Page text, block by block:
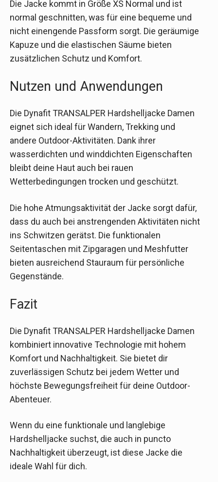
Die Jacke kommt in Größe XS Normal und ist
normal geschnitten, was für eine bequeme und
nicht einengende Passform sorgt. Die geräumige
Kapuze und die elastischen Säume bieten
zusätzlichen Schutz und Komfort.
Nutzen und Anwendungen
Die Dynafit TRANSALPER Hardshelljacke Damen
eignet sich ideal für Wandern, Trekking und
andere Outdoor-Aktivitäten. Dank ihrer
wasserdichten und winddichten Eigenschaften
bleibt deine Haut auch bei rauen
Wetterbedingungen trocken und geschützt.
Die hohe Atmungsaktivität der Jacke sorgt dafür,
dass du auch bei anstrengenden Aktivitäten nicht
ins Schwitzen gerätst. Die funktionalen
Seitentaschen mit Zipgaragen und Meshfutter
bieten ausreichend Stauraum für persönliche
Gegenstände.
Fazit
Die Dynafit TRANSALPER Hardshelljacke Damen
kombiniert innovative Technologie mit hohem
Komfort und Nachhaltigkeit. Sie bietet dir
zuverlässigen Schutz bei jedem Wetter und
höchste Bewegungsfreiheit für deine Outdoor-
Abenteuer.
Wenn du eine funktionale und langlebige
Hardshelljacke suchst, die auch in puncto
Nachhaltigkeit überzeugt, ist diese Jacke die
ideale Wahl für dich.